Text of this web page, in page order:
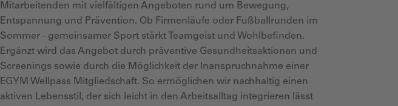
Mitarbeitenden mit vielfältigen Angeboten rund um Bewegung,
Entspannung und Prävention. Ob Firmenläufe oder Fußballrunden im
Sommer - gemeinsamer Sport stärkt Teamgeist und Wohlbefinden.
Ergänzt wird das Angebot durch präventive Gesundheitsaktionen und
Screenings sowie durch die Möglichkeit der Inanspruchnahme einer
EGYM Wellpass Mitgliedschaft. So ermöglichen wir nachhaltig einen
aktiven Lebensstil, der sich leicht in den Arbeitsalltag integrieren lässt